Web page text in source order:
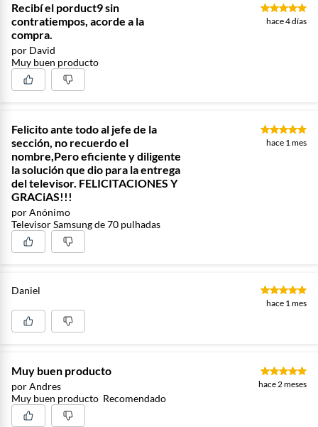
Recibí el porduct9 sin
contratiempos, acorde a la
compra.
por David
hace 4 días
Muy buen producto
Felicito ante todo al jefe de la
sección, no recuerdo el
nombre,Pero eficiente y diligente
la solución que dio para la entrega
del televisor. FELICITACIONES Y
GRACiAS!!!
por Anónimo
hace 1 mes
Televisor Samsung de 70 pulhadas
Daniel
hace 1 mes
Muy buen producto
por Andres hace 2 meses
Muy buen producto Recomendado